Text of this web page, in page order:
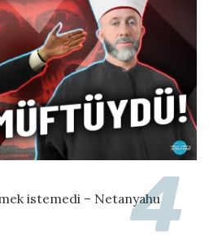
istemedi – Netanyahu